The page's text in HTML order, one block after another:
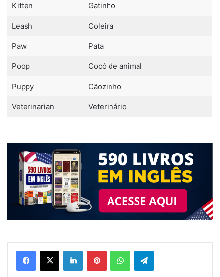
Kitten Gatinho
Leash Coleira
Paw Pata
Poop Cocô de animal
Puppy Cãozinho
Veterinarian Veterinário
LinkedinPinterestWhatsAppTelegram